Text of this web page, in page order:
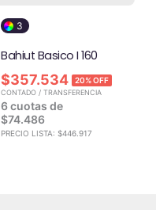
3
Bahiut Basico I 160
$357.534 20% OFF
CONTADO / TRANSFERENCIA
6 cuotas de
$74.486
PRECIO LISTA: $446.917